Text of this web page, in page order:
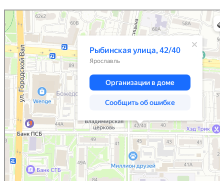
Ярославль
Рыбинская улица, 42/40 — Яндекс.Карты